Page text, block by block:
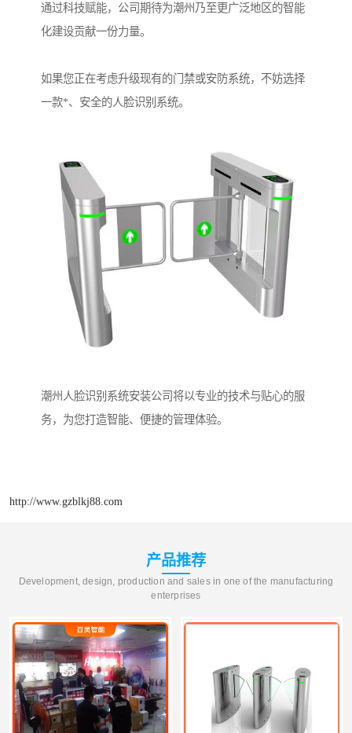
通过科技赋能，公司期待为潮州乃至更广泛地区的智能
化建设贡献一份力量。
如果您正在考虑升级现有的门禁或安防系统，不妨选择
一款*、安全的人脸识别系统。
潮州人脸识别系统安装公司将以专业的技术与贴心的服
务，为您打造智能、便捷的管理体验。
http://www.gzblkj88.com
产品推荐
Development, design, production and sales in one of the manufacturing
enterprises